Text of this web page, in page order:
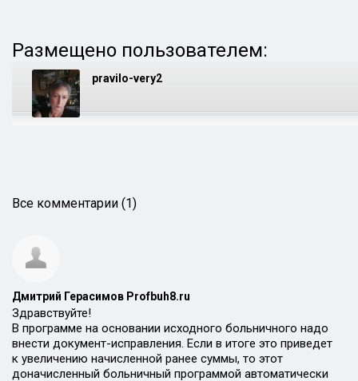
Размещено пользователем:
pravilo-very2
Все комментарии (1)
Дмитрий Герасимов Profbuh8.ru
Здравствуйте!
В программе на основании исходного больничного надо
внести документ-исправления. Если в итоге это приведет
к увеличению начисленной ранее суммы, то этот
доначисленный больничный программой автоматически